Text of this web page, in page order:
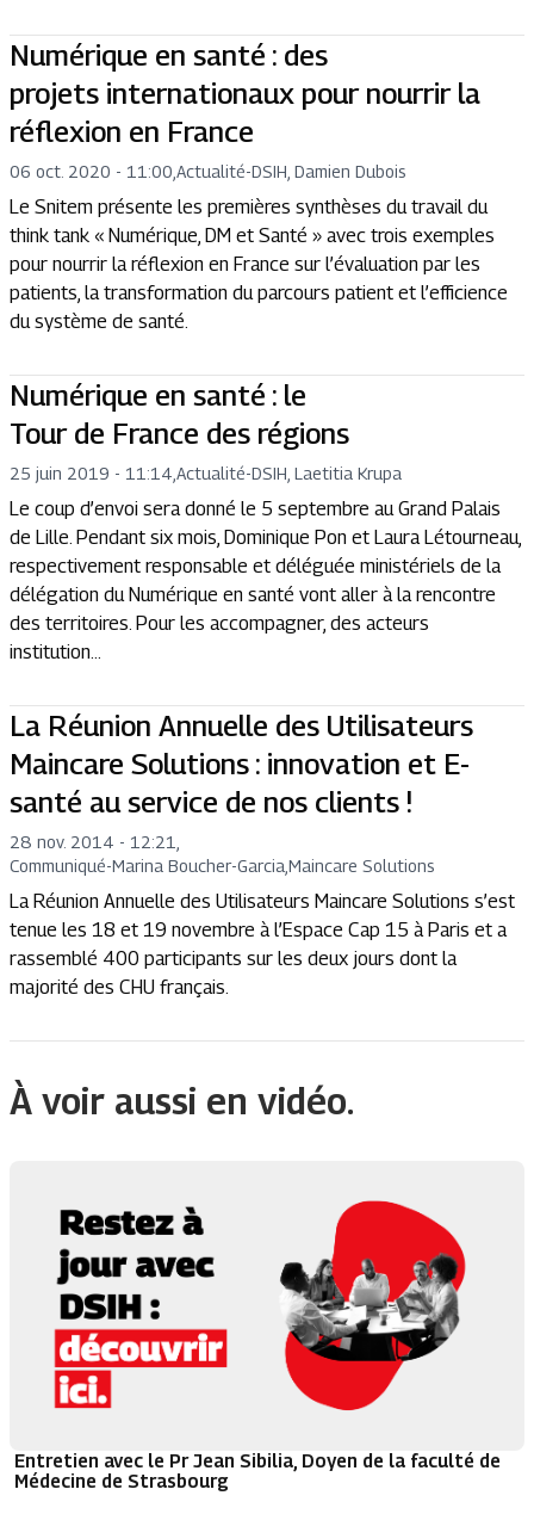
Numérique en santé : des
projets internationaux pour nourrir la
réflexion en France
06 oct. 2020 - 11:00 Actualité-DSIH, Damien Dubois
Le Snitem présente les premières synthèses du travail du
think tank « Numérique, DM et Santé » avec trois exemples
pour nourrir la réflexion en France sur l’évaluation par les
patients, la transformation du parcours patient et l’efficience
du système de santé.
Numérique en santé : le
Tour de France des régions
25 juin 2019 - 11:14 Actualité-DSIH, Laetitia Krupa
Le coup d’envoi sera donné le 5 septembre au Grand Palais
de Lille. Pendant six mois, Dominique Pon et Laura Létourneau,
respectivement responsable et déléguée ministériels de la
délégation du Numérique en santé vont aller à la rencontre
des territoires. Pour les accompagner, des acteurs
institution...
La Réunion Annuelle des Utilisateurs
Maincare Solutions : innovation et E-
santé au service de nos clients !
28 nov. 2014 - 12:21
Communiqué-Marina Boucher-Garcia,Maincare Solutions
La Réunion Annuelle des Utilisateurs Maincare Solutions s’est
tenue les 18 et 19 novembre à l’Espace Cap 15 à Paris et a
rassemblé 400 participants sur les deux jours dont la
majorité des CHU français.
À voir aussi en vidéo.
Entretien avec le Pr Jean Sibilia, Doyen de la faculté de
Médecine de Strasbourg